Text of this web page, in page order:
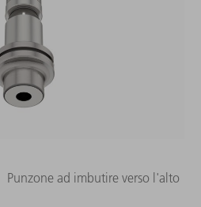
Punzone ad imbutire verso l'alto